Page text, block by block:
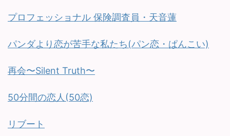
プロフェッショナル 保険調査員・天音蓮
パンダより恋が苦手な私たち(パン恋・ぱんこい)
再会〜Silent Truth〜
50分間の恋人(50恋)
リブート